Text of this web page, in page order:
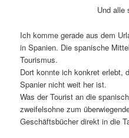
Und alle
Ich komme gerade aus dem
in Spanien. Die spanische
Tourismus.
Dort konnte ich konkret erlebt,
Spanier nicht weit her ist.
Was der Tourist an die
zweifelsohne zum
Geschäftsbücher direkt in die